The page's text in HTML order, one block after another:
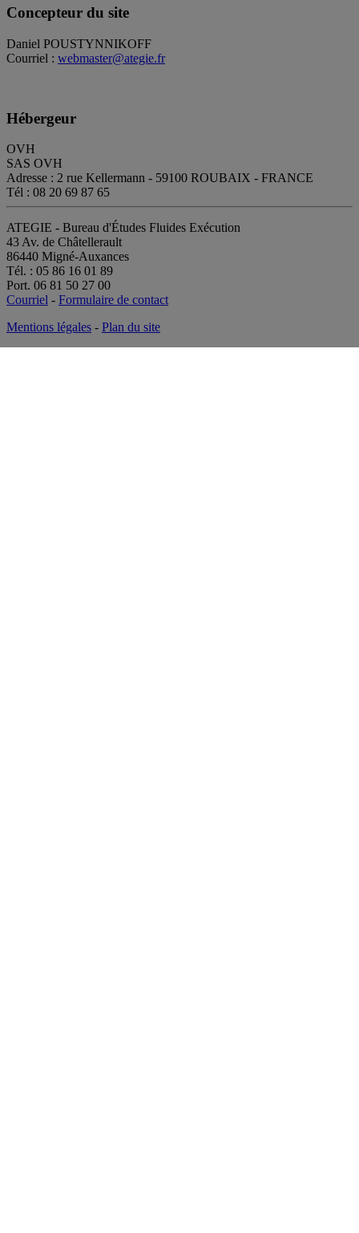
Concepteur du site
Daniel POUSTYNNIKOFF
Courriel : webmaster@ategie.fr
Hébergeur
OVH
SAS OVH
Adresse : 2 rue Kellermann - 59100 ROUBAIX - FRANCE
Tél : 08 20 69 87 65
ATEGIE - Bureau d'Études Fluides Exécution
43 Av. de Châtellerault
86440 Migné-Auxances
Tél. : 05 86 16 01 89
Port. 06 81 50 27 00
Courriel - Formulaire de contact
Mentions légales - Plan du site